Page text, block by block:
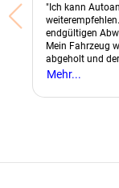
"Ich kann
endgültigen
Mein Fahrzeug
abgeholt und
Mehr...